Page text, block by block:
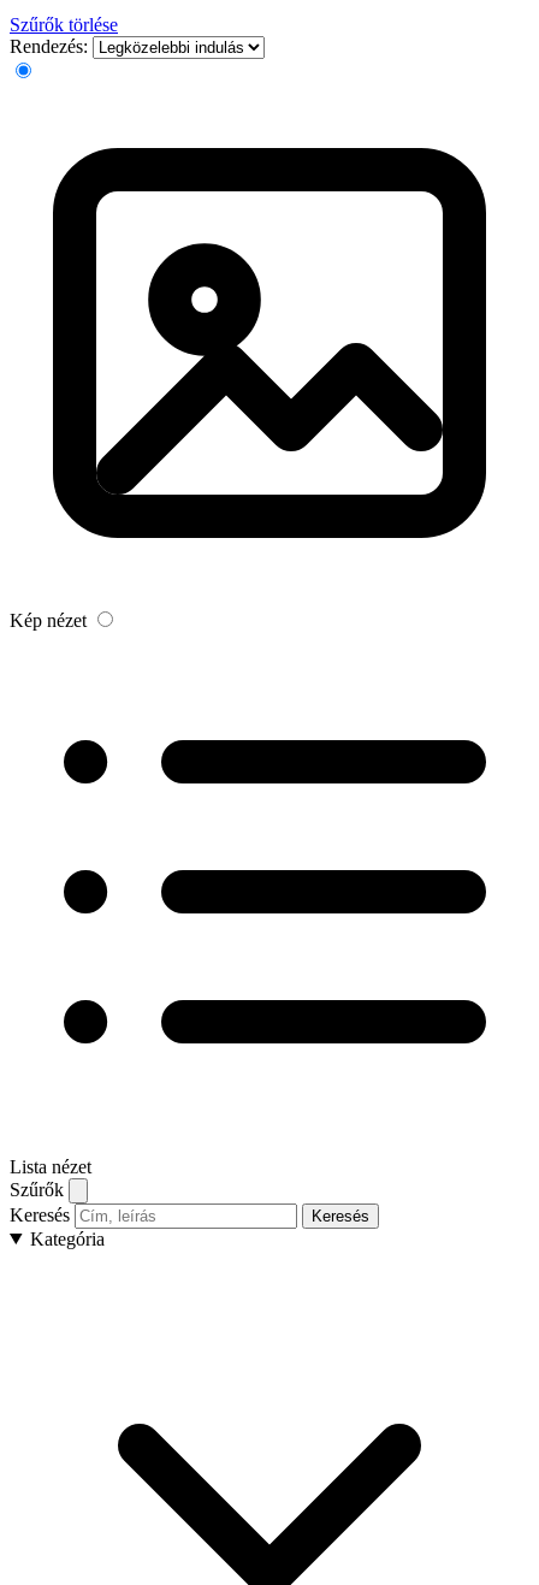
Szűrők törlése
Rendezés:
Kép nézet
Lista nézet
Szűrők
Keresés
Keresés
Kategória